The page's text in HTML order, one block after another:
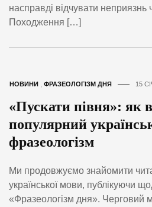
насправді відчувати неприязнь
Походження […]
НОВИНИ ФРАЗЕОЛОГІЗМ ДНЯ 15
«Пускати півня»: як
популярний
фразеологізм
Ми продовжуємо знайомити
української мови, публікуючи
«Фразеологізм дня». Черговий